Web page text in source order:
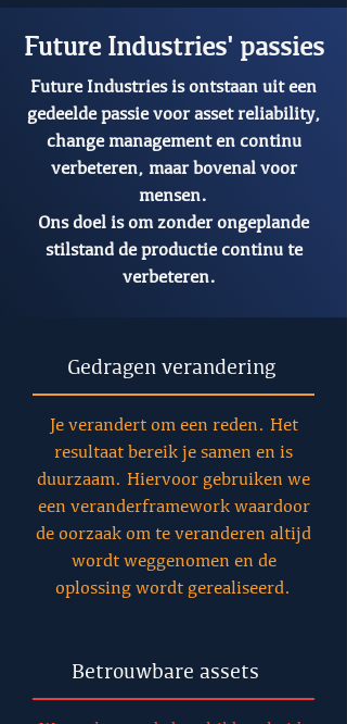
Future Industries' passies
Future Industries is ontstaan uit een
gedeelde passie voor asset reliability,
change management en continu
verbeteren, maar bovenal voor
mensen.
Ons doel is om zonder ongeplande
stilstand de productie continu te
verbeteren.
Gedragen verandering
Je verandert om een reden. Het
resultaat bereik je samen en is
duurzaam. Hiervoor gebruiken we
een veranderframework waardoor
de oorzaak om te veranderen altijd
wordt weggenomen en de
oplossing wordt gerealiseerd.
Betrouwbare assets